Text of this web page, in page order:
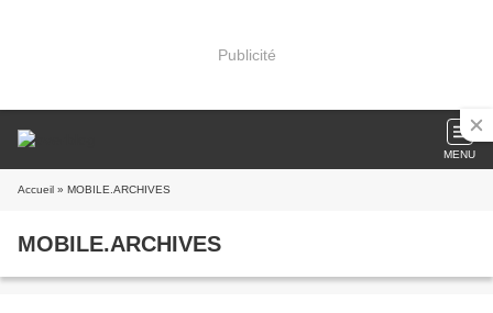
Publicité
MENU
Accueil » MOBILE.ARCHIVES
MOBILE.ARCHIVES